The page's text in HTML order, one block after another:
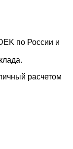
по России и
расчетом